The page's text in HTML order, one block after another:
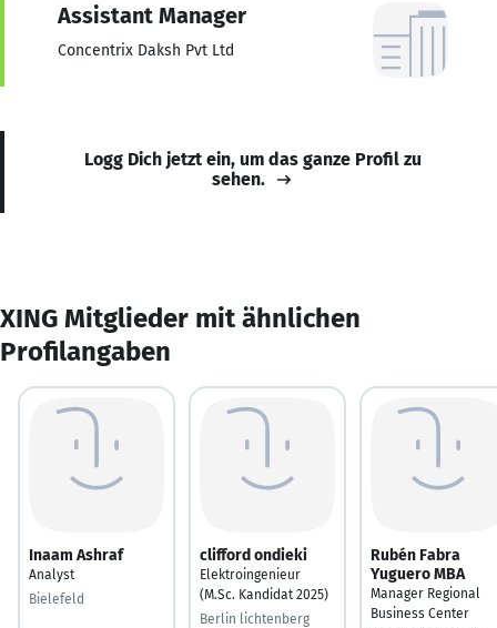
Assistant Manager
Concentrix Daksh Pvt Ltd
Logg Dich jetzt ein, um das ganze Profil zu
sehen.
XING Mitglieder mit ähnlichen
Profilangaben
Inaam Ashraf
Analyst
Bielefeld
clifford ondieki
Elektroingenieur
(M.Sc. Kandidat 2025)
Berlin lichtenberg
Rubén Fabra
Yuguero MBA
Manager Regional
Business Center